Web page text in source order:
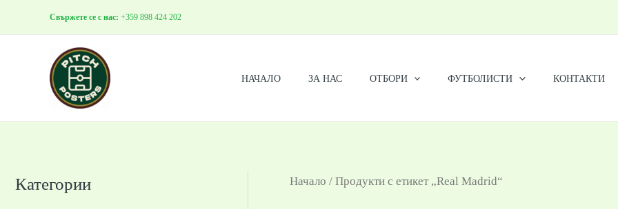
to
Свържете се с нас: +359 898 424 202
НАЧАЛО ЗА НАС ОТБОРИ ФУТБОЛИСТИ КОНТАКТИ
Категории Начало / Продукти с етикет „Real Madrid“